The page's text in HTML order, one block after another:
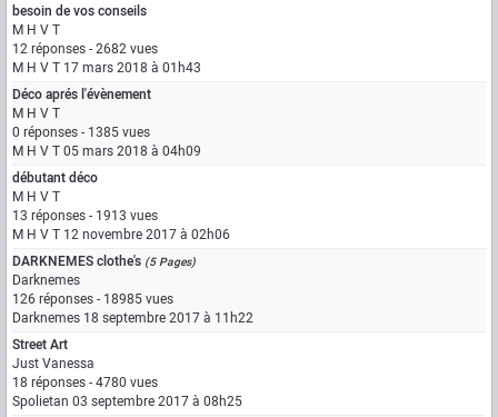
besoin de vos conseils
M H V T
12 réponses - 2682 vues
M H V T 17 mars 2018 à 01h43
Déco aprés l'évènement
M H V T
0 réponses - 1385 vues
M H V T05 mars 2018 à 04h09
débutant déco
M H V T
13 réponses - 1913 vues
M H V T 12 novembre 2017 à 02h06
DARKNEMES clothe's (5 Pages)
Darknemes
126 réponses - 18985 vues
Darknemes 18 septembre 2017 à 11h22
Street Art
Just Vanessa
18 réponses - 4780 vues
Spolietan 03 septembre 2017 à 08h25